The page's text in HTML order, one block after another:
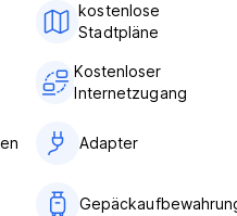
kostenlose
Stadtpläne
Kostenloser
Internetzugang
Adapter